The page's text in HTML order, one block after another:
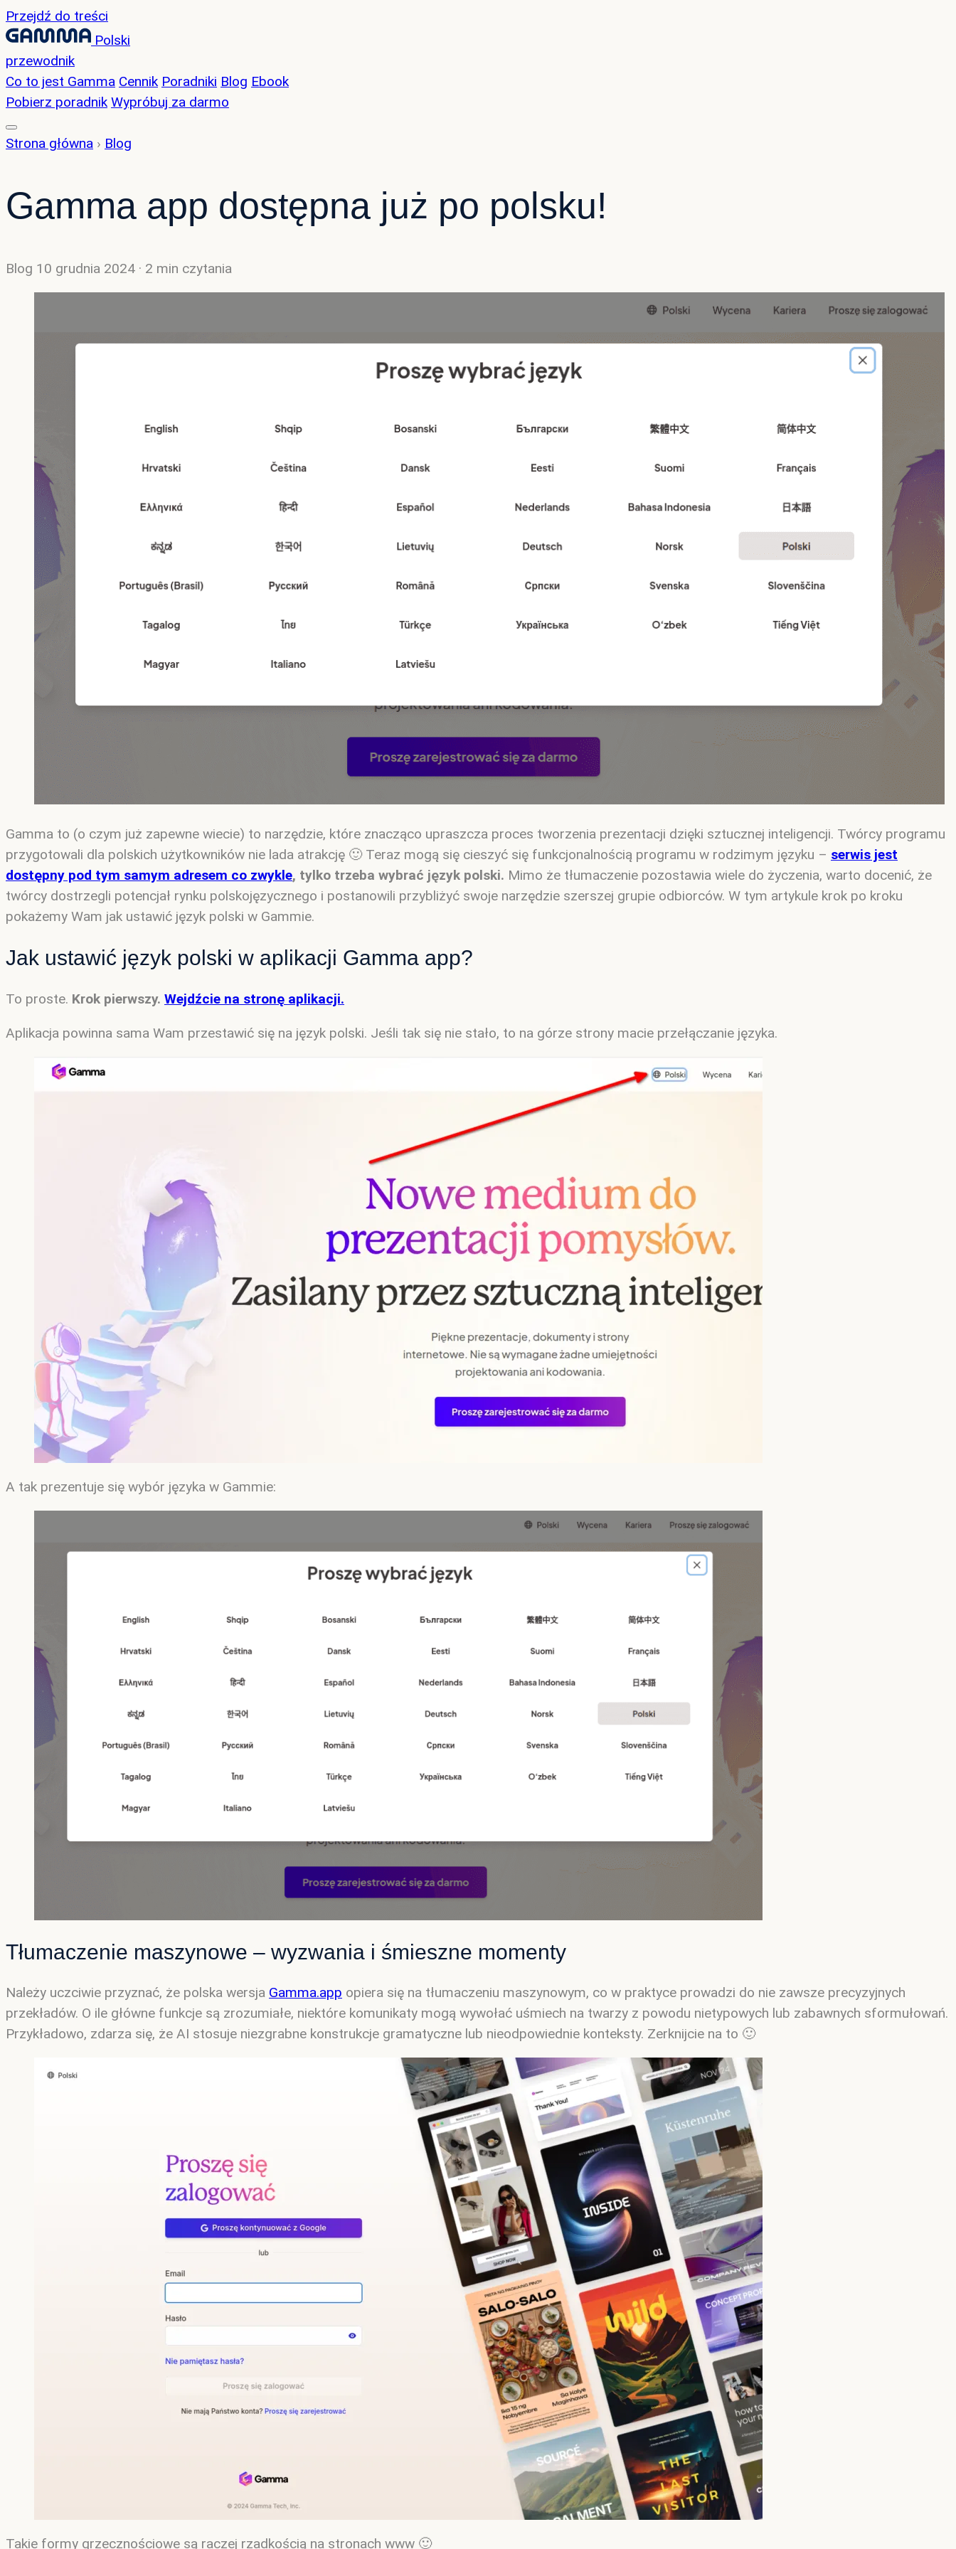
Przejdź do treści
Polski
przewodnik
Co to jest Gamma Cennik Poradniki Blog Ebook
Pobierz poradnik Wypróbuj za darmo
Strona główna › Blog
Gamma app dostępna już po polsku!
Blog 10 grudnia 2024 · 2 min czytania
Gamma to (o czym już zapewne wiecie) to narzędzie, które znacząco upraszcza proces tworzenia prezentacji dzięki sztucznej inteligencji. Twórcy programu
przygotowali dla polskich użytkowników nie lada atrakcję 🙂 Teraz mogą się cieszyć się funkcjonalnością programu w rodzimym języku – serwis jest
dostępny pod tym samym adresem co zwykle, tylko trzeba wybrać język polski. Mimo że tłumaczenie pozostawia wiele do życzenia, warto docenić, że
twórcy dostrzegli potencjał rynku polskojęzycznego i postanowili przybliżyć swoje narzędzie szerszej grupie odbiorców. W tym artykule krok po kroku
pokażemy Wam jak ustawić język polski w Gammie.
Jak ustawić język polski w aplikacji Gamma app?
To proste. Krok pierwszy. Wejdźcie na stronę aplikacji.
Aplikacja powinna sama Wam przestawić się na język polski. Jeśli tak się nie stało, to na górze strony macie przełączanie języka.
A tak prezentuje się wybór języka w Gammie:
Tłumaczenie maszynowe – wyzwania i śmieszne momenty
Należy uczciwie przyznać, że polska wersja Gamma.app opiera się na tłumaczeniu maszynowym, co w praktyce prowadzi do nie zawsze precyzyjnych
przekładów. O ile główne funkcje są zrozumiałe, niektóre komunikaty mogą wywołać uśmiech na twarzy z powodu nietypowych lub zabawnych sformułowań.
Przykładowo, zdarza się, że AI stosuje niezgrabne konstrukcje gramatyczne lub nieodpowiednie konteksty. Zerknijcie na to 🙂
Takie formy grzecznościowe są raczej rzadkością na stronach www 🙂